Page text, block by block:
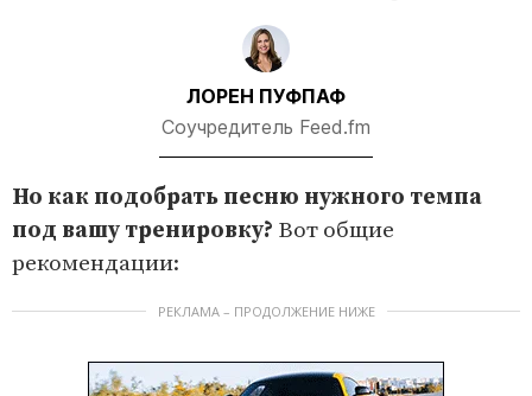
ЛОРЕН ПУФПАФ
Соучредитель Feed.fm
Но как подобрать песню нужного темпа
под вашу тренировку? Вот общие
рекомендации:
РЕКЛАМА – ПРОДОЛЖЕНИЕ НИЖЕ